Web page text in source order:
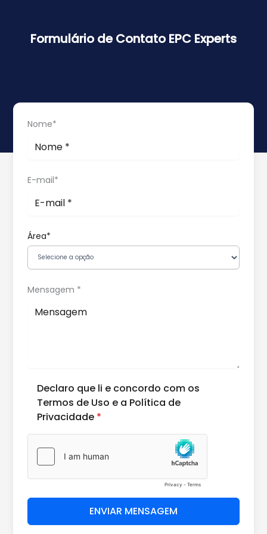
Formulário de Contato EPC Experts
Nome*
E-mail*
Área*
Mensagem *
Declaro que li e concordo com os
Termos de Uso e a Política de
Privacidade *
ENVIAR MENSAGEM